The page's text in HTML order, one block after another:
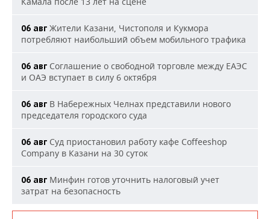
06 авг Жители Казани, Чистополя и Кукмора
потребляют наибольший объем мобильного трафика
06 авг Соглашение о свободной торговле между ЕАЭС
и ОАЭ вступает в силу 6 октября
06 авг В Набережных Челнах представили нового
председателя городского суда
06 авг Суд приостановил работу кафе Coffeeshop
Company в Казани на 30 суток
06 авг Минфин готов уточнить налоговый учет
затрат на безопасность